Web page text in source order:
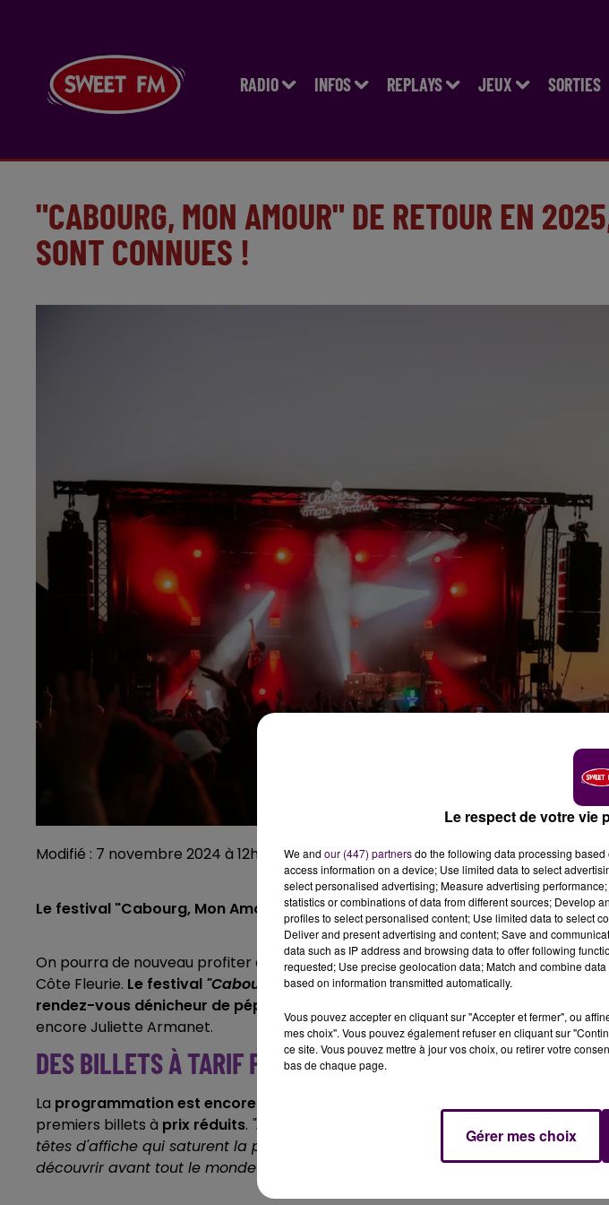
RADIO INFOS REPLAYS JEUX SORTIES
"CABOURG, MON AMOUR" DE RETOUR EN
SONT CONNUES !
Modifié : 7 novembre 2024 à 12h00 par Alizée Lanzarini / crédit photo : Camille
Le festival "Cabourg, Mon Amour" sera de retour en 2025, avec trois jours de
On pourra de nouveau profiter de concertsles pieds dans le sableau coucher
Côte Fleurie. Le festival "Cabourg, Mon Amour"revient en 2025 les 19, 20 et 21
rendez-vous dénicheur de pépites
encore Juliette Armanet.
DES BILLETS À TARIF PRÉFÉRENTIEL
La programmation est encore tenue secrète
premiers billets à prix réduits. "La recette reste la même, ici tu ne croiseras pas
têtes d'affiche qui saturent la programmation des festivals depuis trois ans. En
découvrir avant tout le monde ceux qui vont cartonner demain"annoncent les
Le respect de votre vie
We and our (447) partnersdo the following data processing
access information on a device; Use limited data to select
select personalised advertising; Measure advertising
statistics or combinations of data from different sources; Develop
profiles to select personalised content; Use limited data to select
Deliver and present advertising and content; Save and
data such as IP address and browsing data to offer following
requested; Use precise geolocation data; Match and combine
based on information transmitted automatically.
Vous pouvez accepter en cliquant sur "Accepter et fermer", ou
mes choix". Vous pouvez également refuser en cliquant sur
ce site. Vous pouvez mettre à jour vos choix, ou retirer votre
bas de chaque page.
Gérer mes choix